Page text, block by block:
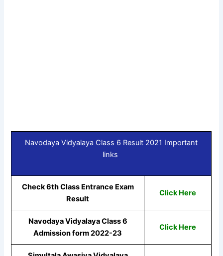
Navodaya Vidyalaya Class 6 Result 2021 Important
links
Check 6th Class Entrance Exam
Result
Click Here
Navodaya Vidyalaya Class 6
Admission form 2022-23
Click Here